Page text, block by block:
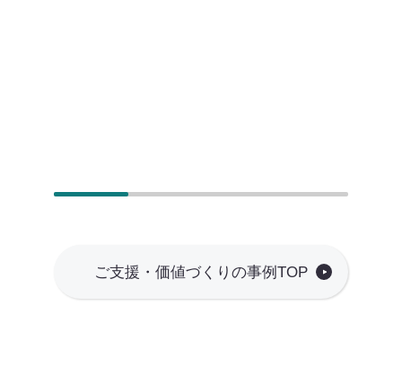
ご支援・価値づくりの事例TOP